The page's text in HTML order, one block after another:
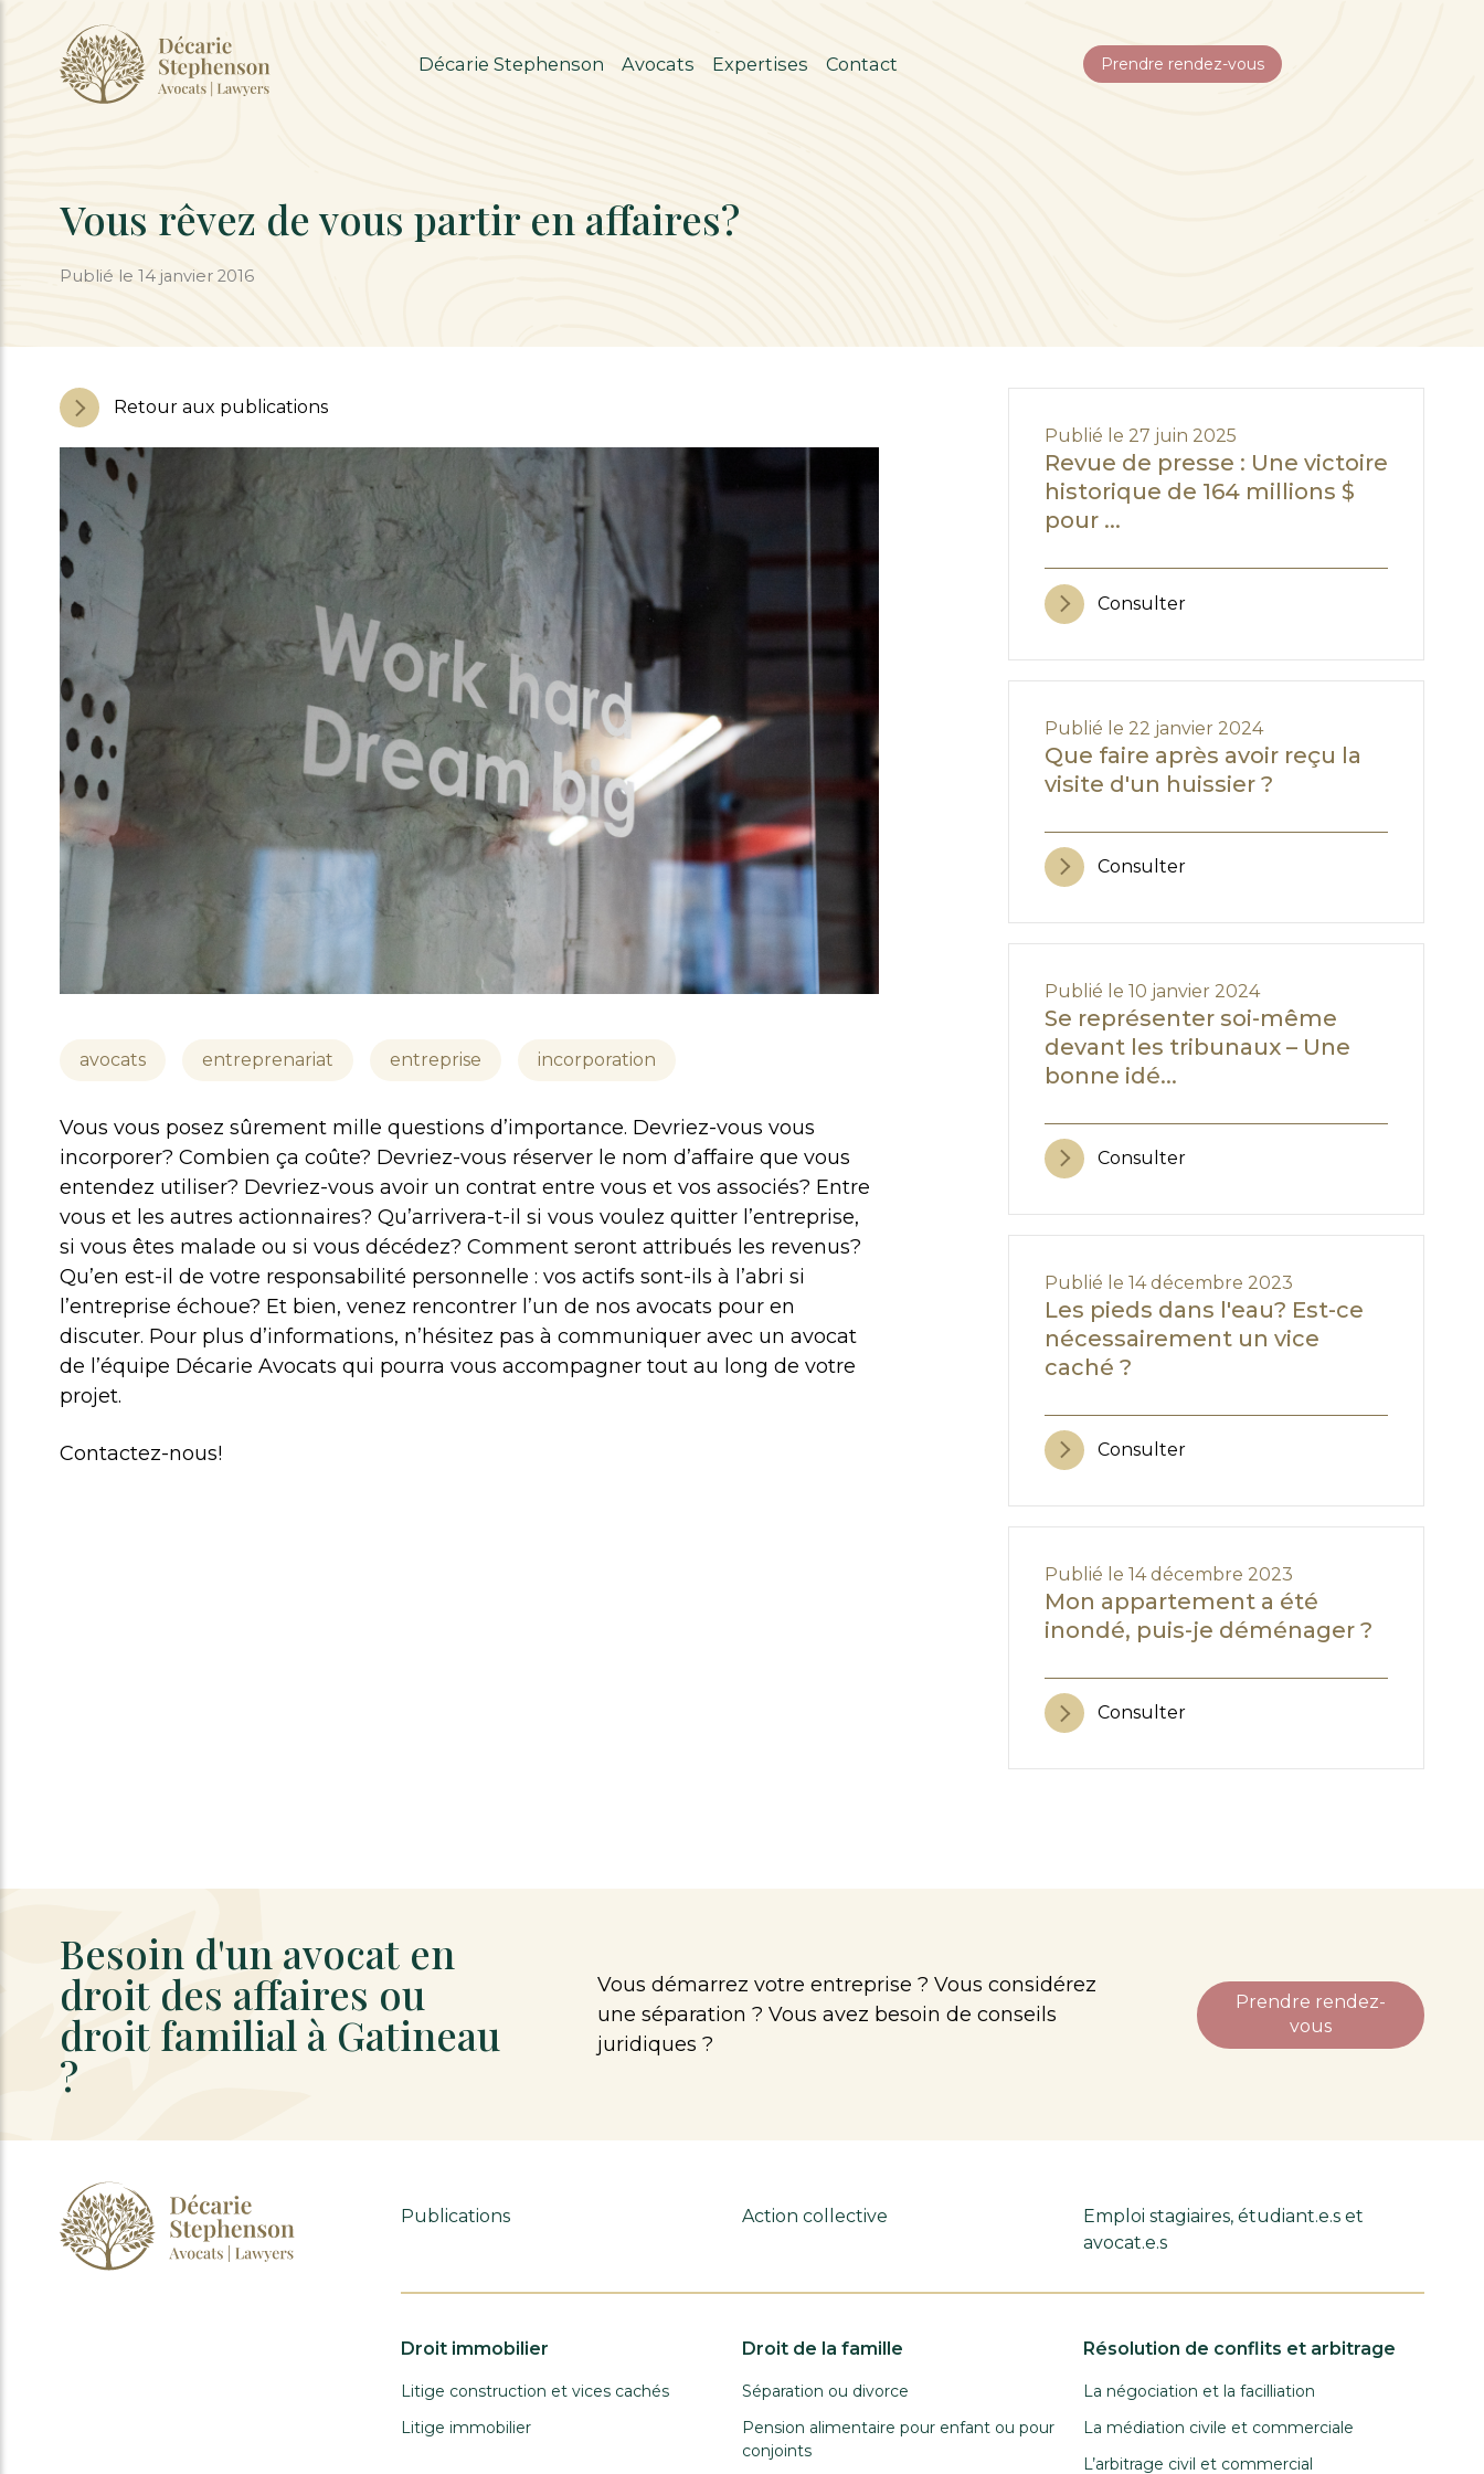
Décarie Stephenson Avocats Expertises Contact Prendre rendez-vous
Vous rêvez de vous partir en affaires?
Publié le 14 janvier 2016
Retour aux publications
avocats entreprenariat entreprise incorporation
Vous vous posez sûrement mille questions d’importance. Devriez-vous vous
incorporer? Combien ça coûte? Devriez-vous réserver le nom d’affaire que vous
entendez utiliser? Devriez-vous avoir un contrat entre vous et vos associés? Entre
vous et les autres actionnaires? Qu’arrivera-t-il si vous voulez quitter l’entreprise,
si vous êtes malade ou si vous décédez? Comment seront attribués les revenus?
Qu’en est-il de votre responsabilité personnelle : vos actifs sont-ils à l’abri si
l’entreprise échoue? Et bien, venez rencontrer l’un de nos avocats pour en
discuter. Pour plus d’informations, n’hésitez pas à communiquer avec un avocat
de l’équipe Décarie Avocats qui pourra vous accompagner tout au long de votre
projet.
Contactez-nous!
Publié le 27 juin 2025
Revue de presse : Une victoire
historique de 164 millions $
pour ...
Consulter
Publié le 22 janvier 2024
Que faire après avoir reçu la
visite d'un huissier ?
Consulter
Publié le 10 janvier 2024
Se représenter soi-même
devant les tribunaux – Une
bonne idé...
Consulter
Publié le 14 décembre 2023
Les pieds dans l'eau? Est-ce
nécessairement un vice
caché ?
Consulter
Publié le 14 décembre 2023
Mon appartement a été
inondé, puis-je déménager ?
Consulter
Besoin d'un avocat en
droit des affaires ou
droit familial à Gatineau
?
Vous démarrez votre entreprise ? Vous considérez
une séparation ? Vous avez besoin de conseils
juridiques ?
Prendre rendez-
vous
Publications Action collective
Emploi stagiaires, étudiant.e.s et
avocat.e.s
Droit immobilier
Litige construction et vices cachés
Litige immobilier
Droit de la famille
Séparation ou divorce
Pension alimentaire pour enfant ou pour
conjoints
Résolution de conflits et arbitrage
La négociation et la facilliation
La médiation civile et commerciale
L’arbitrage civil et commercial